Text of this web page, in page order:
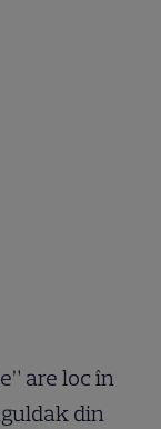
are loc în
din